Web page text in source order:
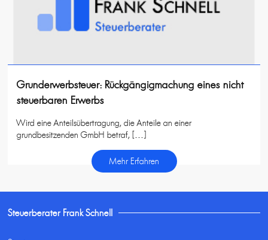
Grunderwerbsteuer: Rückgängigmachung eines nicht
steuerbaren Erwerbs
Wird eine Anteilsübertragung, die Anteile an einer
grundbesitzenden GmbH betraf, […]
Mehr Erfahren
Steuerberater Frank Schnell